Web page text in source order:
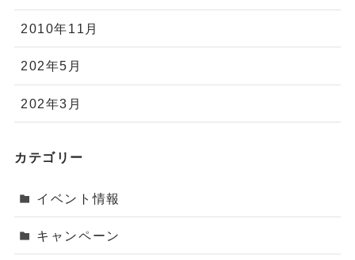
2010年11月
202年5月
202年3月
カテゴリー
イベント情報
キャンペーン